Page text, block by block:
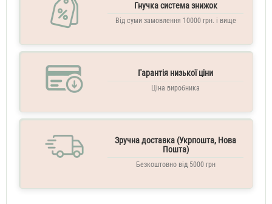
Guerlain
Robe
жіночі
Гнучка система знижок
Від суми замовлення 10000 грн. і вище
Гарантія низької ціни
Ціна виробника
Зручна доставка (Укрпошта, Нова
Пошта)
Безкоштовно від 5000 грн